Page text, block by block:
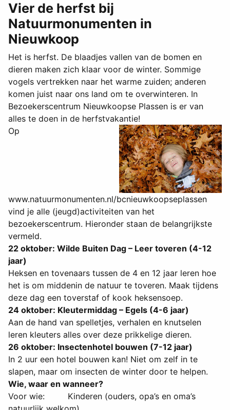
Vier de herfst bij
Natuurmonumenten in
Nieuwkoop
Het is herfst. De blaadjes vallen van de bomen en
dieren maken zich klaar voor de winter. Sommige
vogels vertrekken naar het warme zuiden; anderen
komen juist naar ons land om te overwinteren. In
Bezoekerscentrum Nieuwkoopse Plassen is er van
alles te doen in de herfstvakantie!
Op
www.natuurmonumenten.nl/bcnieuwkoopseplassen
vind je alle (jeugd)activiteiten van het
bezoekerscentrum. Hieronder staan de belangrijkste
vermeld.
22 oktober: Wilde Buiten Dag – Leer toveren (4-12
jaar)
Heksen en tovenaars tussen de 4 en 12 jaar leren hoe
het is om middenin de natuur te toveren. Maak tijdens
deze dag een toverstaf of kook heksensoep.
24 oktober: Kleutermiddag – Egels (4-6 jaar)
Aan de hand van spelletjes, verhalen en knutselen
leren kleuters alles over deze prikkelige dieren.
26 oktober: Insectenhotel bouwen (7-12 jaar)
In 2 uur een hotel bouwen kan! Niet om zelf in te
slapen, maar om insecten de winter door te helpen.
Wie, waar en wanneer?
Voor wie: Kinderen (ouders, opa’s en oma’s